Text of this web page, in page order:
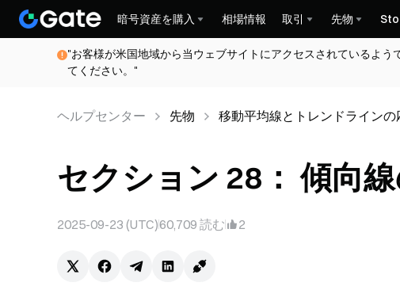
暗号資産を購入 相場情報 取引 先物
"お客様が米国地域から当ウェブサイトにアクセスされているよ
てください。"
ヘルプセンター 先物 移動平均線とトレンドラインの
セクション 28： 傾向
2025-09-23 (UTC)60,709 読む 2